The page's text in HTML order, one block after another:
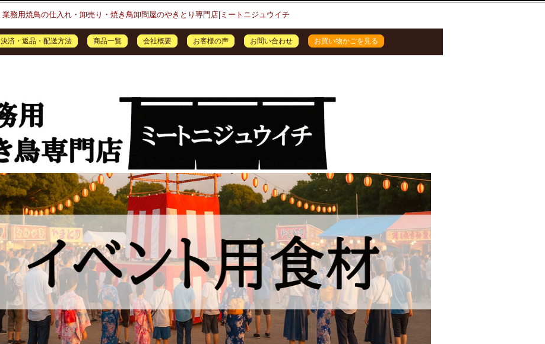
業務用焼鳥の仕入れ・卸売り・焼き鳥卸問屋のやきとり専門店|ミートニジュウイチ
決済・返品・配送方法 商品一覧 会社概要 お客様の声 お問い合わせ お買い物かごを見る